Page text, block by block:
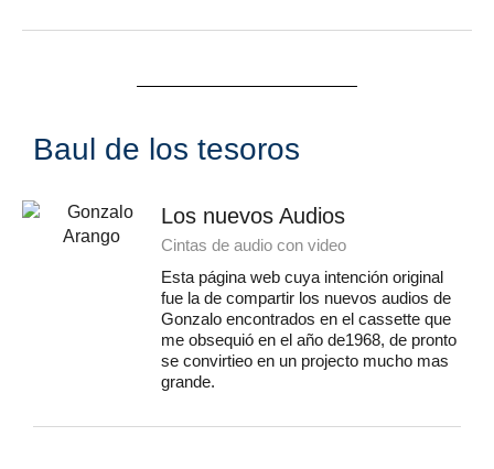
Baul de los tesoros
Los nuevos Audios
Cintas de audio con video
Esta página web cuya intención original
fue la de compartir los nuevos audios de
Gonzalo encontrados en el cassette que
me obsequió en el año de1968, de pronto
se convirtieo en un projecto mucho mas
grande.